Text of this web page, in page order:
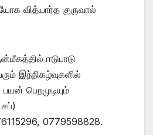
வித்யார்த குருவால்
ஈடுபாடு
இந்நிகழ்வுகளில்
பெறமுடியும்
0779598828.